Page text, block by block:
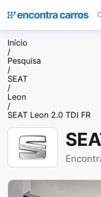
Início
/
Pesquisa
/
SEAT
/
Leon
/
SEAT Leon 2.0 TDI FR